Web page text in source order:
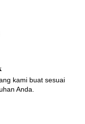
kami buat sesuai
Anda.